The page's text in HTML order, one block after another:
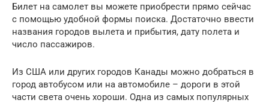
Билет на самолет вы можете приобрести прямо сейчас
с помощью удобной формы поиска. Достаточно ввести
названия городов вылета и прибытия, дату полета и
число пассажиров.
Из США или других городов Канады можно добраться в
город автобусом или на автомобиле – дороги в этой
части света очень хороши. Одна из самых популярных